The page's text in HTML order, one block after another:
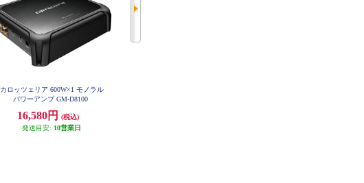
カロッツェリア 600W×1 モノラル
パワーアンプ GM-D8100
16,580円
(税込)
発送目安: 10営業日